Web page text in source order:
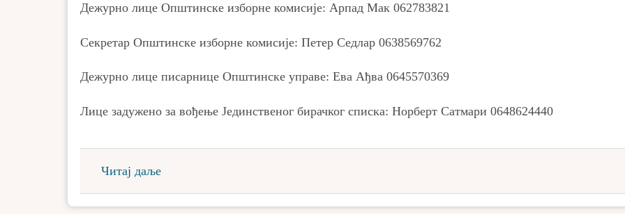
Дежурно лице Општинске изборне комисије: Арпад Мак 062783821
Секретар Општинске изборне комисије: Петер Седлар 0638569762
Дежурно лице писарнице Општинске управе: Ева Ађва 0645570369
Лице задужено за вођење Јединственог бирачког списка: Норберт Сатмари 0648624440
Читај даље